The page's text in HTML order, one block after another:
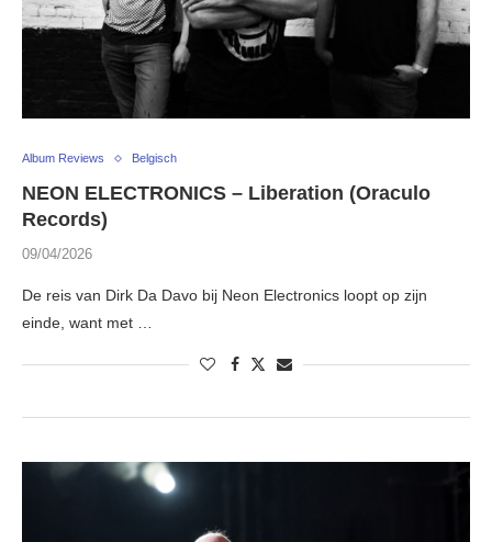
Album Reviews Belgisch
NEON ELECTRONICS – Liberation (Oraculo
Records)
09/04/2026
De reis van Dirk Da Davo bij Neon Electronics loopt op zijn
einde, want met …